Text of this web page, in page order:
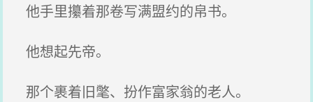
他手里攥着那卷写满盟约的帛书。
他想起先帝。
那个裹着旧氅、扮作富家翁的老人。